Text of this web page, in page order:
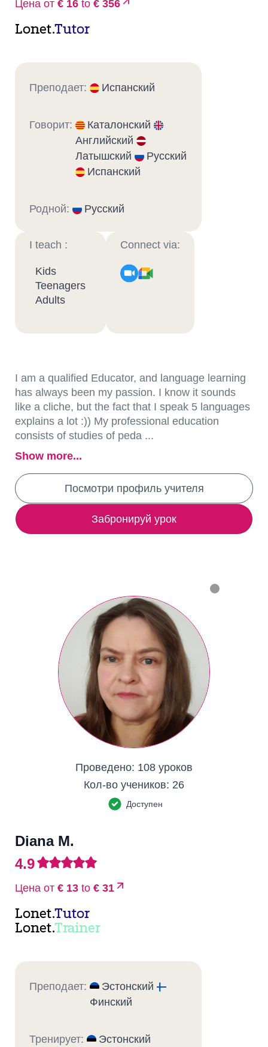
Цена от € 16 to € 356
Lonet.Tutor
Преподает: Испанский
Говорит:
Каталонский
Английский
Латышский
Русский
Испанский
Родной: Русский
I teach :
Kids
Teenagers
Adults
Connect via:
I am a qualified Educator, and language learning
has always been my passion. I know it sounds
like a cliche, but the fact that I speak 5 languages
explains a lot :)) My professional education
consists of studies of peda ...
Show more...
Посмотри профиль учителя
Забронируй урок
Проведено: 108 уроков
Кол-во учеников: 26
Доступен
Diana M.
4.9
Цена от € 13 to € 31
Lonet.Tutor
Lonet.Trainer
Преподает:
Эстонский
Финский
Тренирует: Эстонский